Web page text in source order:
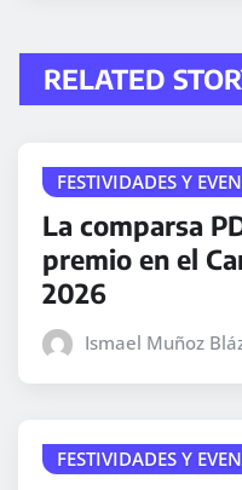
RELATED
FESTIVIDADES Y
La comparsa
premio en el
2026
Ismael Muñoz
FESTIVIDADES Y